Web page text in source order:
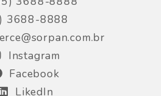
3688-8888
Instagram
Facebook
LikedIn